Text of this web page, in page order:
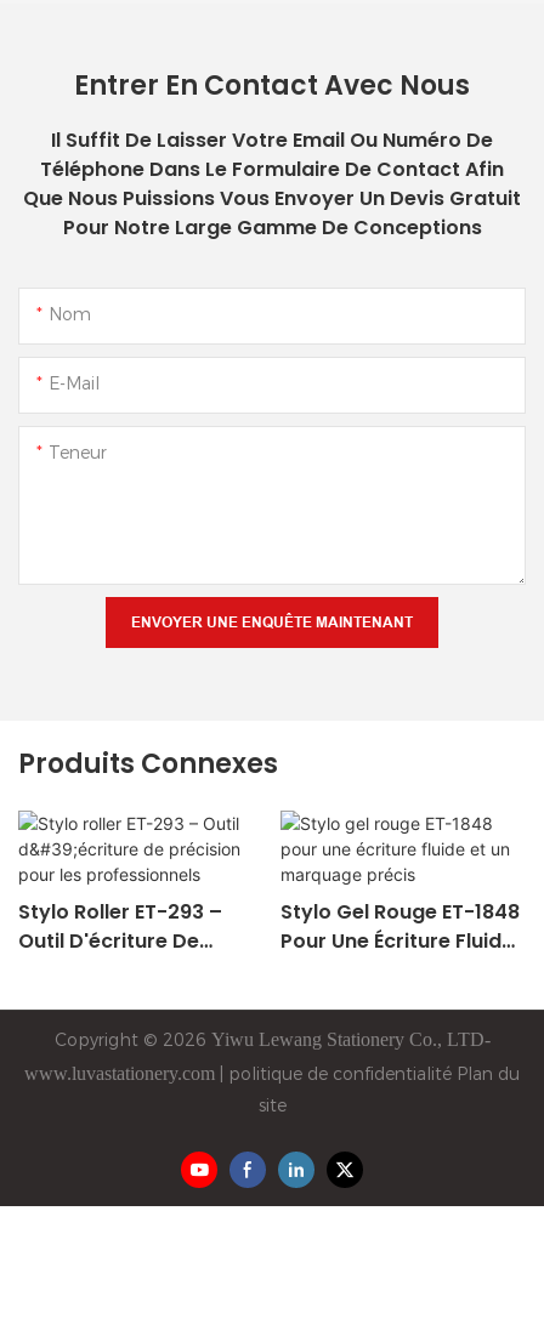
Entrer En Contact Avec Nous
Il Suffit De Laisser Votre Email Ou Numéro De
Téléphone Dans Le Formulaire De Contact Afin
Que Nous Puissions Vous Envoyer Un Devis Gratuit
Pour Notre Large Gamme De Conceptions
Nom
E-Mail
Teneur
ENVOYER UNE ENQUÊTE MAINTENANT
Produits Connexes
Stylo Roller ET-293 –
Outil D'écriture De
Stylo Gel Rouge ET-1848
Pour Une Écriture Fluide
Copyright © 2026 Yiwu Lewang Stationery Co., LTD-
www.luvastationery.com
politique de confidentialité Plan du
site